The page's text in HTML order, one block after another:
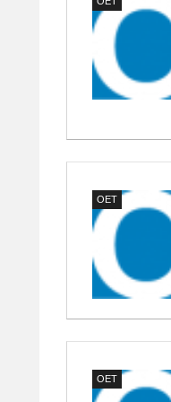
OET
OET